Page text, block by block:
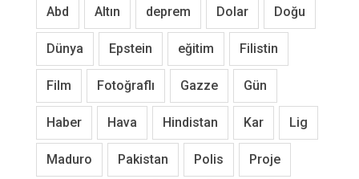
Abd Altın deprem Dolar Doğu
Dünya Epstein eğitim Filistin
Film Fotoğraflı Gazze Gün
Haber Hava Hindistan Kar Lig
Maduro Pakistan Polis Proje